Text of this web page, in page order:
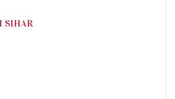
SIHAR